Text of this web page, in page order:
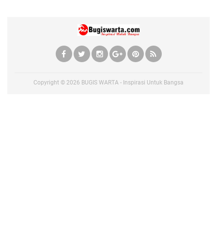
Copyright © 2026 BUGIS WARTA - Inspirasi Untuk Bangsa